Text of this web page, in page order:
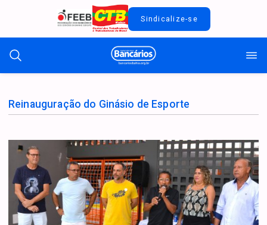
Sindicalize-se
Reinauguração do Ginásio de Esporte